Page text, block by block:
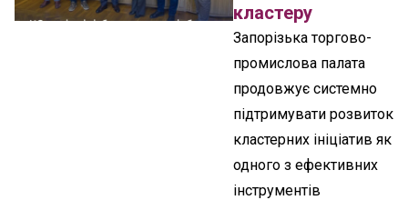
кластеру
Запорізька торгово-
промислова палата
продовжує системно
підтримувати розвиток
кластерних ініціатив як
одного з ефективних
інструментів